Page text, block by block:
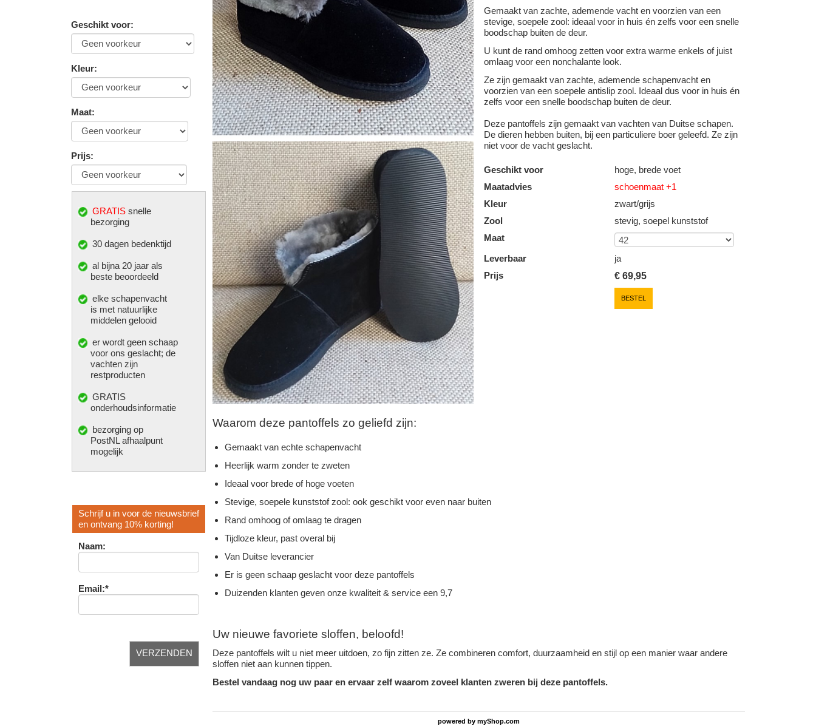
Geschikt voor:
Kleur:
Maat:
Prijs:
GRATIS snelle
bezorging
30 dagen bedenktijd
al bijna 20 jaar als
beste beoordeeld
elke schapenvacht
is met natuurlijke
middelen gelooid
er wordt geen schaap
voor ons geslacht; de
vachten zijn
restproducten
GRATIS
onderhoudsinformatie
bezorging op
PostNL afhaalpunt
mogelijk
Schrijf u in voor de nieuwsbrief
en ontvang 10% korting!
Naam:
Email:*
Gemaakt van zachte, ademende vacht en voorzien van een
stevige, soepele zool: ideaal voor in huis én zelfs voor een snelle
boodschap buiten de deur.
U kunt de rand omhoog zetten voor extra warme enkels of juist
omlaag voor een nonchalante look.
Ze zijn gemaakt van zachte, ademende schapenvacht en
voorzien van een soepele antislip zool. Ideaal dus voor in huis én
zelfs voor een snelle boodschap buiten de deur.
Deze pantoffels zijn gemaakt van vachten van Duitse schapen.
De dieren hebben buiten, bij een particuliere boer geleefd. Ze zijn
niet voor de vacht geslacht.
Geschikt voor
hoge, brede voet
Maatadvies
schoenmaat +1
Kleur
zwart/grijs
Zool
stevig, soepel kunststof
Maat
Leverbaar
ja
Prijs
€69,95
BESTEL
Waarom deze pantoffels zo geliefd zijn:
Gemaakt van echte schapenvacht
Heerlijk warm zonder te zweten
Ideaal voor brede of hoge voeten
Stevige, soepele kunststof zool: ook geschikt voor even naar buiten
Rand omhoog of omlaag te dragen
Tijdloze kleur, past overal bij
Van Duitse leverancier
Er is geen schaap geslacht voor deze pantoffels
Duizenden klanten geven onze kwaliteit & service een 9,7
Uw nieuwe favoriete sloffen, beloofd!
Deze pantoffels wilt u niet meer uitdoen, zo fijn zitten ze. Ze combineren comfort, duurzaamheid en stijl op een manier waar andere
sloffen niet aan kunnen tippen.
Bestel vandaag nog uw paar en ervaar zelf waarom zoveel klanten zweren bij deze pantoffels.
powered bymyShop.com